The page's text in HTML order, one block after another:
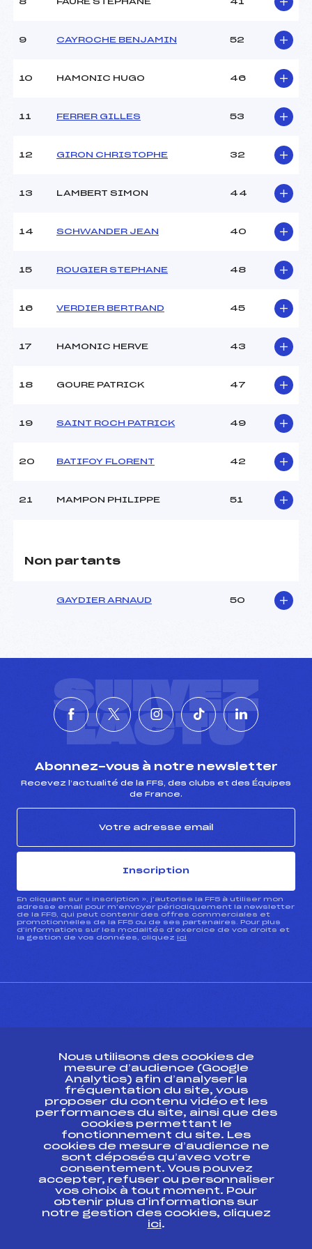
8 FAURE STEPHANE 41
9 CAYROCHE BENJAMIN 52
10 HAMONIC HUGO 46
11 FERRER GILLES 53
12 GIRON CHRISTOPHE 32
13 LAMBERT SIMON 44
14 SCHWANDER JEAN 40
15 ROUGIER STEPHANE 48
16 VERDIER BERTRAND 45
17 HAMONIC HERVE 43
18 GOURE PATRICK 47
19 SAINT ROCH PATRICK 49
20 BATIFOY FLORENT 42
21 MAMPON PHILIPPE 51
Non partants
GAYDIER ARNAUD 50
SUIVEZ
L'ACTU
Abonnez-vous à notre newsletter
Recevez l’actualité de la FFS, des clubs et des Équipes
de France.
Inscription
En cliquant sur « inscription », j’autorise la FFS à utiliser mon
adresse email pour m’envoyer périodiquement la newsletter
de la FFS, qui peut contenir des offres commerciales et
promotionnelles de la FFS ou de ses partenaires. Pour plus
d’informations sur les modalités d’exercice de vos droits et
la gestion de vos données, cliquez ici
Ressources
Pass’Neige
Projet sportif fédéral
Projet de performance fédéral
Antidopage
Pôle Développement, Formation, Suivi
Scientifique
Listes ministérielles
Pôle vie de l’athlète
Enseignement professionnel
Nous utilisons des cookies de
mesure d’audience (Google
Analytics) afin d’analyser la
fréquentation du site, vous
proposer du contenu vidéo et les
performances du site, ainsi que des
cookies permettant le
fonctionnement du site. Les
cookies de mesure d’audience ne
sont déposés qu’avec votre
consentement. Vous pouvez
accepter, refuser ou personnaliser
vos choix à tout moment. Pour
obtenir plus d'informations sur
notre gestion des cookies, cliquez
ici.